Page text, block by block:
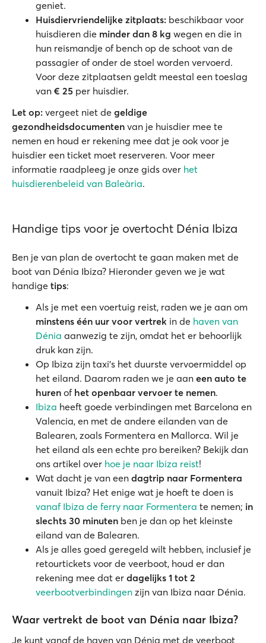
geniet.
Huisdiervriendelijke zitplaats: beschikbaar voor
huisdieren die minder dan 8 kg wegen en die in
hun reismandje of bench op de schoot van de
passagier of onder de stoel worden vervoerd.
Voor deze zitplaatsen geldt meestal een toeslag
van € 25 per huisdier.
Let op: vergeet niet de geldige
gezondheidsdocumenten van je huisdier mee te
nemen en houd er rekening mee dat je ook voor je
huisdier een ticket moet reserveren. Voor meer
informatie raadpleeg je onze gids over het
huisdierenbeleid van Baleària.
Handige tips voor je overtocht Dénia Ibiza
Ben je van plan de overtocht te gaan maken met de
boot van Dénia Ibiza? Hieronder geven we je wat
handige tips:
Als je met een voertuig reist, raden we je aan om
minstens één uur voor vertrek in de haven van
Dénia aanwezig te zijn, omdat het er behoorlijk
druk kan zijn.
Op Ibiza zijn taxi’s het duurste vervoermiddel op
het eiland. Daarom raden we je aan een auto te
huren of het openbaar vervoer te nemen.
Ibiza heeft goede verbindingen met Barcelona en
Valencia, en met de andere eilanden van de
Balearen, zoals Formentera en Mallorca. Wil je
het eiland als een echte pro bereiken? Bekijk dan
ons artikel over hoe je naar Ibiza reist!
Wat dacht je van een dagtrip naar Formentera
vanuit Ibiza? Het enige wat je hoeft te doen is
vanaf Ibiza de ferry naar Formentera te nemen; in
slechts 30 minuten ben je dan op het kleinste
eiland van de Balearen.
Als je alles goed geregeld wilt hebben, inclusief je
retourtickets voor de veerboot, houd er dan
rekening mee dat er dagelijks 1 tot 2
veerbootverbindingen zijn van Ibiza naar Dénia.
Waar vertrekt de boot van Dénia naar Ibiza?
Je kunt vanaf de haven van Dénia met de veerboot